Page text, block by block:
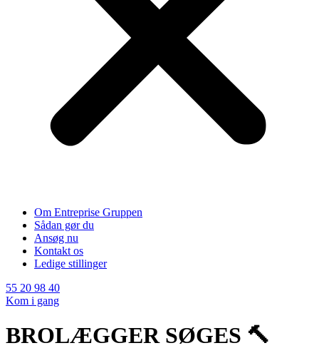
Om Entreprise Gruppen
Sådan gør du
Ansøg nu
Kontakt os
Ledige stillinger
55 20 98 40
Kom i gang
BROLÆGGER SØGES 🔨